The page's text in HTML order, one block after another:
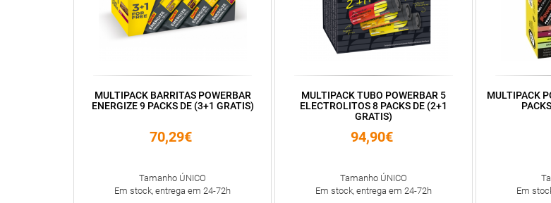
MULTIPACK BARRITAS POWERBAR
ENERGIZE 9 PACKS DE (3+1 GRATIS)
70,29€
Tamanho ÚNICO
Em stock, entrega em 24-72h
MULTIPACK TUBO POWERBAR 5
ELECTROLITOS 8 PACKS DE (2+1
GRATIS)
94,90€
Tamanho ÚNICO
Em stock, entrega em 24-72h
MULTIPACK
Em